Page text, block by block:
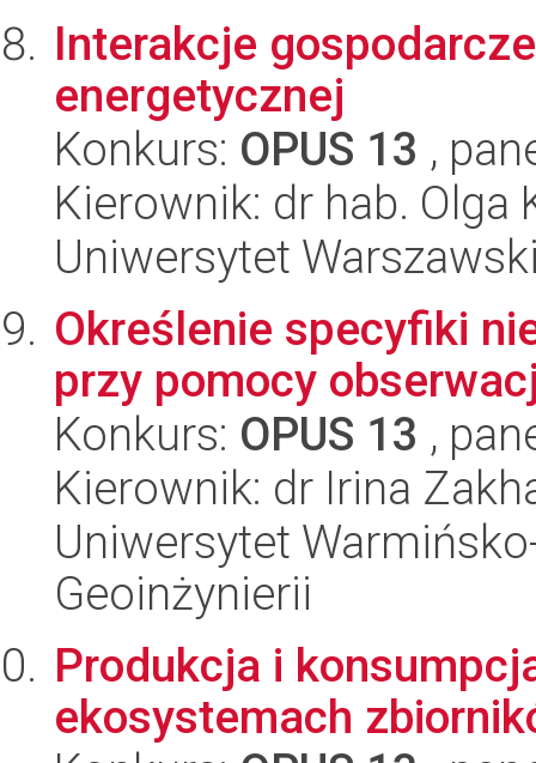
Interakcje
energetycznej
Konkurs: OPUS 13 ,
Kierownik: dr hab. Olga
Uniwersytet
Określenie specyfiki
przy pomocy
Konkurs: OPUS 13 ,
Kierownik: dr Irina
Uniwersytet
Geoinżynierii
Produkcja i
ekosystemach